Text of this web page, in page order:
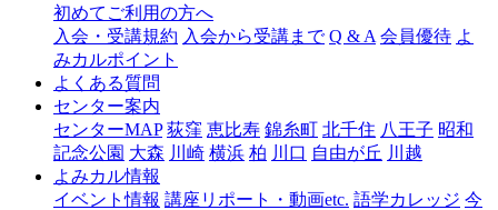
ャ
浜
初めてご利用の方へ
入会・受講規約 入会から受講まで Q & A 会員優待 よ
みカルポイント
よくある質問
センター案内
センターMAP 荻窪 恵比寿 錦糸町 北千住 八王子 昭和
記念公園 大森 川崎 横浜 柏 川口 自由が丘 川越
よみカル情報
イベント情報 講座リポート・動画etc. 語学カレッジ 今